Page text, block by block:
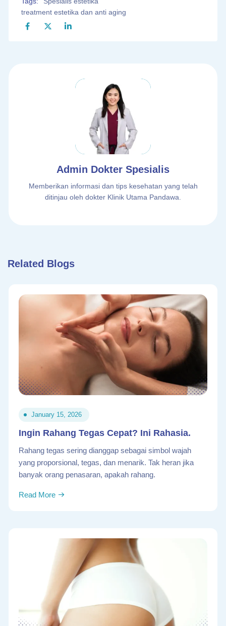
treatment estetika dan anti aging
Admin Dokter Spesialis
Memberikan informasi dan tips kesehatan yang telah
ditinjau oleh dokter Klinik Utama Pandawa.
Related Blogs
January 15, 2026
Ingin Rahang Tegas Cepat? Ini Rahasia.
Rahang tegas sering dianggap sebagai simbol wajah
yang proporsional, tegas, dan menarik. Tak heran jika
banyak orang penasaran, apakah rahang.
Read More